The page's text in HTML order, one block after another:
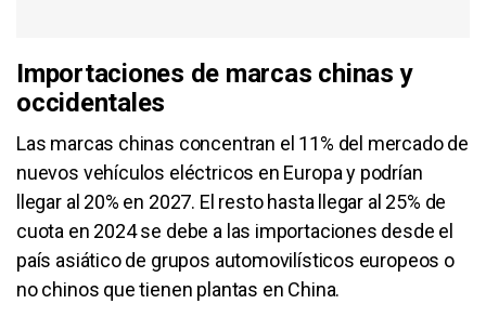
Importaciones de marcas chinas y
occidentales
Las marcas chinas concentran el 11% del mercado de
nuevos vehículos eléctricos en Europa y podrían
llegar al 20% en 2027. El resto hasta llegar al 25% de
cuota en 2024 se debe a las importaciones desde el
país asiático de grupos automovilísticos europeos o
no chinos que tienen plantas en China.